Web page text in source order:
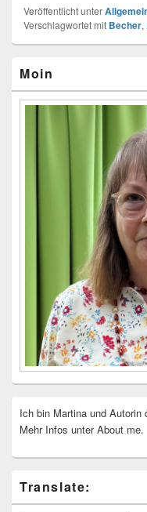
Veröffentlicht unter
Verschlagwortet mit Becher,
Seitenleisten-
Widgetbereich
Moin
Ich bin Martina und Autorin
Mehr Infos unter About me.
Translate: